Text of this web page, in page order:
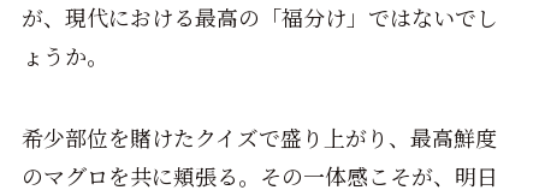
が、現代における最高の「福分け」ではないでし
ょうか。
希少部位を賭けたクイズで盛り上がり、最高鮮度
のマグロを共に頬張る。その一体感こそが、明日